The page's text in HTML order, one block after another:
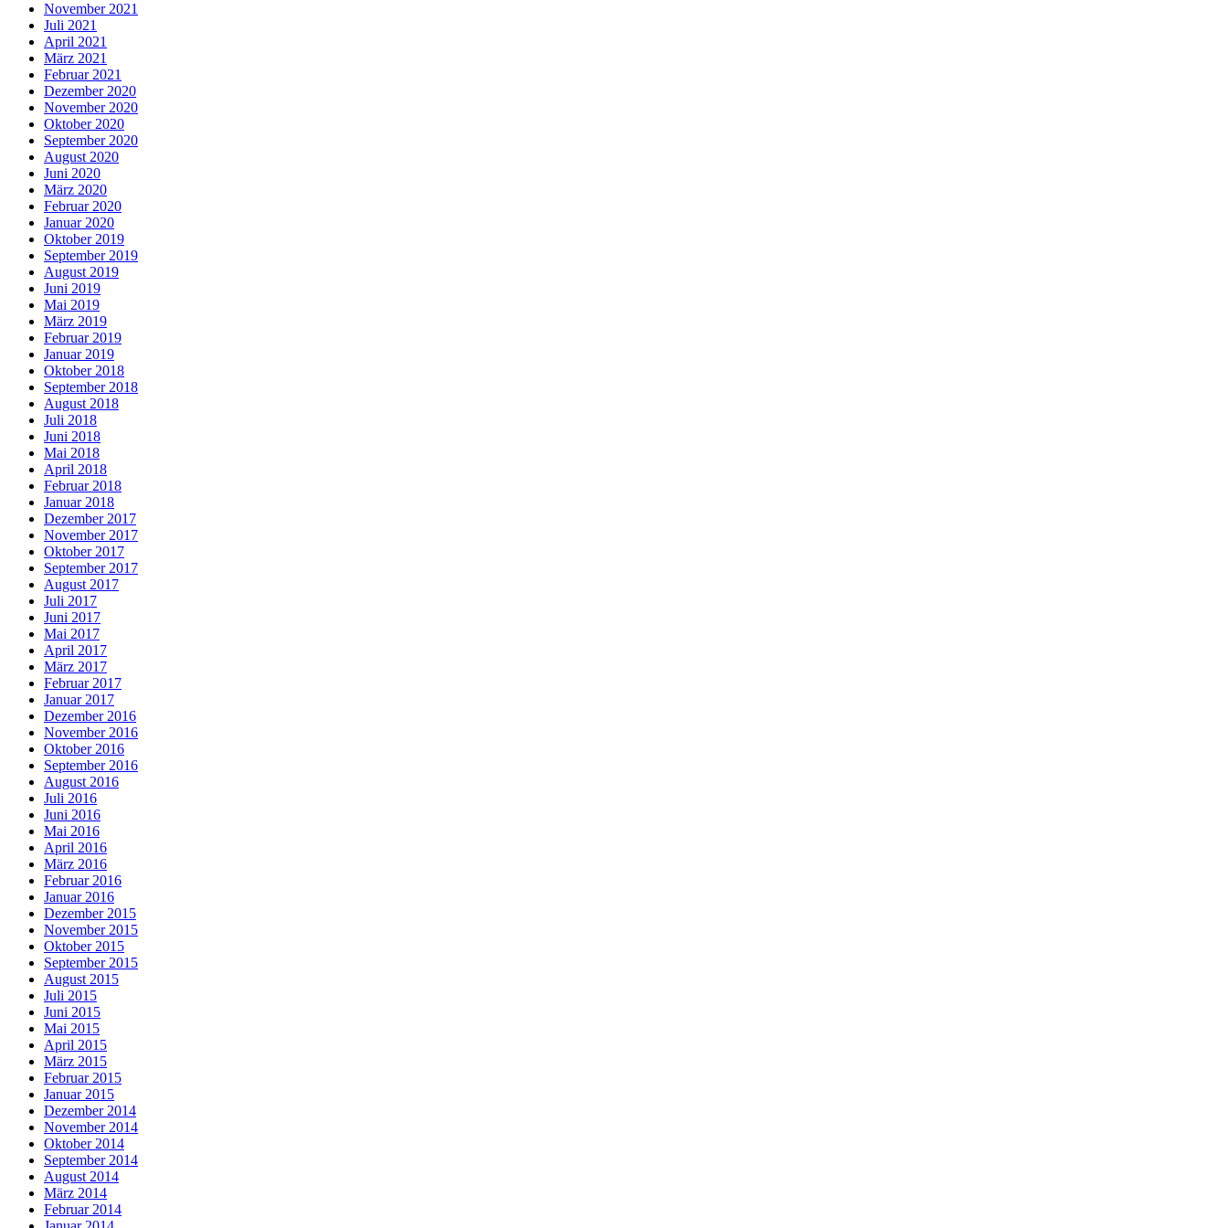
November 2021
Juli 2021
April 2021
März 2021
Februar 2021
Dezember 2020
November 2020
Oktober 2020
September 2020
August 2020
Juni 2020
März 2020
Februar 2020
Januar 2020
Oktober 2019
September 2019
August 2019
Juni 2019
Mai 2019
März 2019
Februar 2019
Januar 2019
Oktober 2018
September 2018
August 2018
Juli 2018
Juni 2018
Mai 2018
April 2018
Februar 2018
Januar 2018
Dezember 2017
November 2017
Oktober 2017
September 2017
August 2017
Juli 2017
Juni 2017
Mai 2017
April 2017
März 2017
Februar 2017
Januar 2017
Dezember 2016
November 2016
Oktober 2016
September 2016
August 2016
Juli 2016
Juni 2016
Mai 2016
April 2016
März 2016
Februar 2016
Januar 2016
Dezember 2015
November 2015
Oktober 2015
September 2015
August 2015
Juli 2015
Juni 2015
Mai 2015
April 2015
März 2015
Februar 2015
Januar 2015
Dezember 2014
November 2014
Oktober 2014
September 2014
August 2014
März 2014
Februar 2014